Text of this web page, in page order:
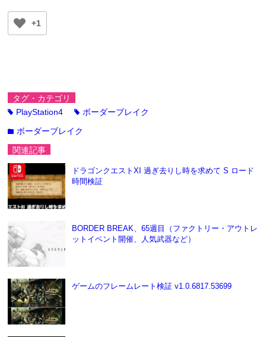
+1
タグ・カテゴリ
tag PlayStation4 tag ボーダーブレイク
folder ボーダーブレイク
関連記事
ドラゴンクエストXI 過ぎ去りし時を求めて S ロード
時間検証
BORDER BREAK、65週目（ファクトリー・アウトレ
ットイベント開催、人気武器など）
ゲームのフレームレート検証 v1.0.6817.53699